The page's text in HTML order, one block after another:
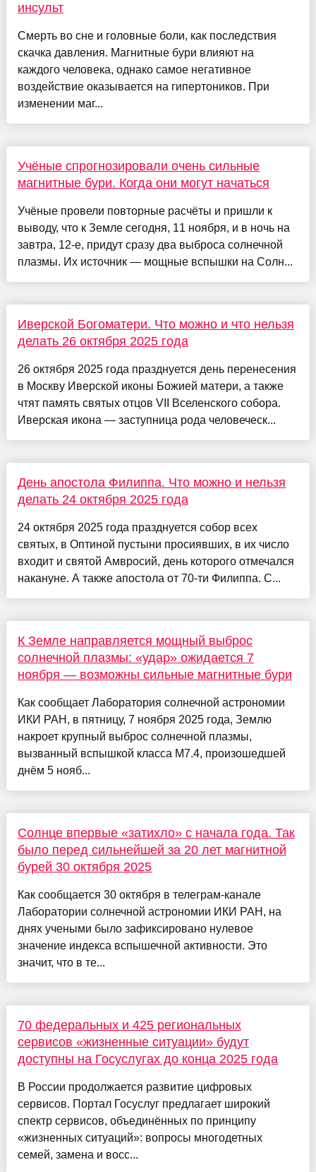
инсульт
Смерть во сне и головные боли, как последствия
скачка давления. Магнитные бури влияют на
каждого человека, однако самое негативное
воздействие оказывается на гипертоников. При
изменении маг...
Учёные спрогнозировали очень сильные
магнитные бури. Когда они могут начаться
Учёные провели повторные расчёты и пришли к
выводу, что к Земле сегодня, 11 ноября, и в ночь на
завтра, 12-е, придут сразу два выброса солнечной
плазмы. Их источник — мощные вспышки на Солн...
Иверской Богоматери. Что можно и что нельзя
делать 26 октября 2025 года
26 октября 2025 года празднуется день перенесения
в Москву Иверской иконы Божией матери, а также
чтят память святых отцов VII Вселенского собора.
Иверская икона — заступница рода человеческ...
День апостола Филиппа. Что можно и нельзя
делать 24 октября 2025 года
24 октября 2025 года празднуется собор всех
святых, в Оптиной пустыни просиявших, в их число
входит и святой Амвросий, день которого отмечался
накануне. А также апостола от 70-ти Филиппа. С...
К Земле направляется мощный выброс
солнечной плазмы: «удар» ожидается 7
ноября — возможны сильные магнитные бури
Как сообщает Лаборатория солнечной астрономии
ИКИ РАН, в пятницу, 7 ноября 2025 года, Землю
накроет крупный выброс солнечной плазмы,
вызванный вспышкой класса M7.4, произошедшей
днём 5 нояб...
Солнце впервые «затихло» с начала года. Так
было перед сильнейшей за 20 лет магнитной
бурей 30 октября 2025
Как сообщается 30 октября в телеграм-канале
Лаборатории солнечной астрономии ИКИ РАН, на
днях учеными было зафиксировано нулевое
значение индекса вспышечной активности. Это
значит, что в те...
70 федеральных и 425 региональных
сервисов «жизненные ситуации» будут
доступны на Госуслугах до конца 2025 года
В России продолжается развитие цифровых
сервисов. Портал Госуслуг предлагает широкий
спектр сервисов, объединённых по принципу
«жизненных ситуаций»: вопросы многодетных
семей, замена и восс...